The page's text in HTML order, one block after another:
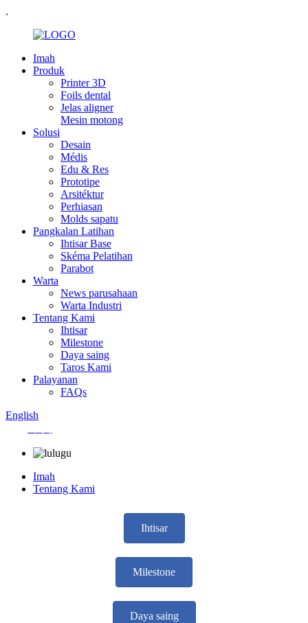
.
Imah
Produk
Printer 3D
Foils dental
Jelas aligner
Mesin motong
Solusi
Desain
Médis
Edu & Res
Prototipe
Arsitéktur
Perhiasan
Molds sapatu
Pangkalan Latihan
Ihtisar Base
Skéma Pelatihan
Parabot
Warta
News parusahaan
Warta Industri
Tentang Kami
Ihtisar
Milestone
Daya saing
Taros Kami
Palayanan
FAQs
English
Imah
Tentang Kami
Ihtisar
Milestone
Daya saing